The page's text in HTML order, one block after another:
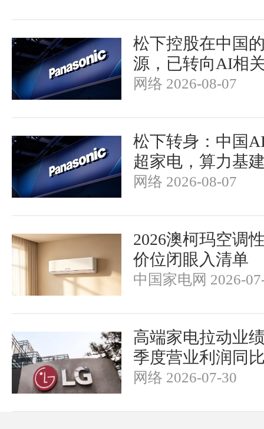
松下控股在中国
源，已转向AI相
网络 2026-08-07
松下转身：中国
超家电，算力基
网络 2026-08-07
2026澳柯玛空调
价位闭眼入清单
中国家电网 2026-
高端家电拉动业
季度营业利润同
网络 2026-07-30